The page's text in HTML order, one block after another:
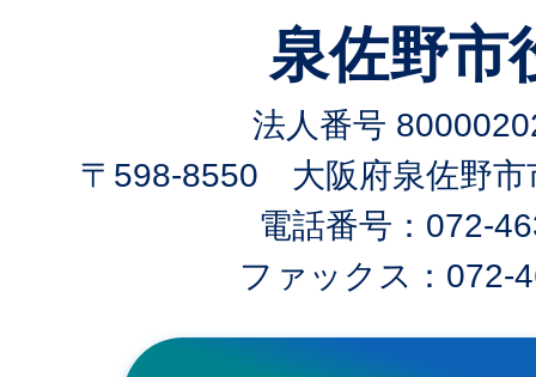
泉佐野市
法人番号
〒598-8550 大阪府泉佐野市
電話番号：072-
ファックス：072-